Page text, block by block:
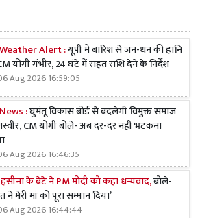
Alert :यूपी में बारिश से जन-धन की हानि
योगी गंभीर, 24 घंटे में राहत राशि देने के निर्देश
Aug 2026 16:59:05
:घुमंतू विकास बोर्ड से बदलेगी विमुक्त समाज
CM योगी बोले- अब दर-दर नहीं भटकना
Aug 2026 16:46:35
के बेटे ने PM मोदी को कहा धन्यवाद,बोले-
ने मेरी मां को पूरा सम्मान दिया’
Aug 2026 16:44:44